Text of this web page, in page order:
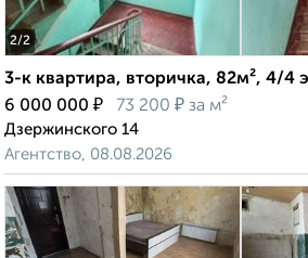
2/2
3-к квартира, вторичка, 82м², 4/4
6 000 000 ₽ 73 200 ₽ за м²
Дзержинского 14
Агентство, 08.08.2026